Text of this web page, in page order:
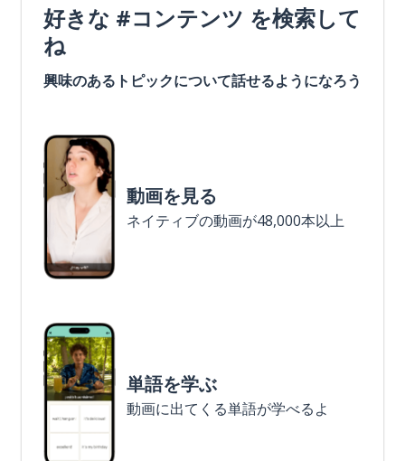
好きな #コンテンツ を検索して
ね
興味のあるトピックについて話せるようになろう
動画を見る
ネイティブの動画が48,000本以上
単語を学ぶ
動画に出てくる単語が学べるよ